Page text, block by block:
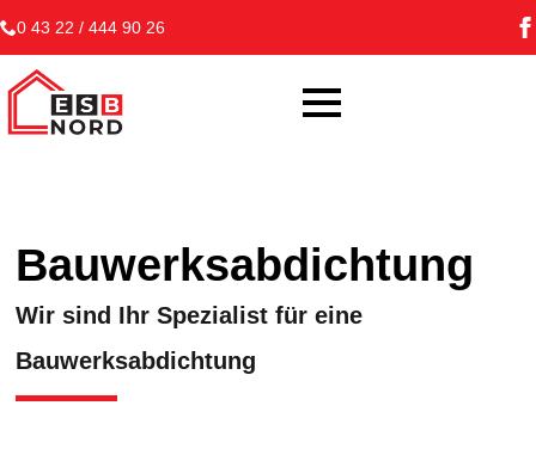
0 43 22 / 444 90 26
Bauwerksabdichtung
Wir sind Ihr Spezialist für eine
Bauwerksabdichtung